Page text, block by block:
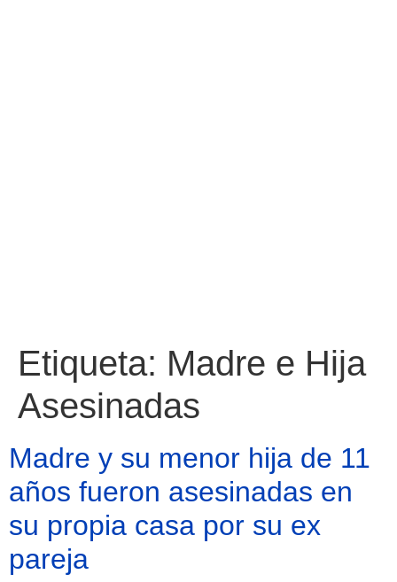
Etiqueta: Madre e Hija
Asesinadas
Madre y su menor hija de 11
años fueron asesinadas en
su propia casa por su ex
pareja